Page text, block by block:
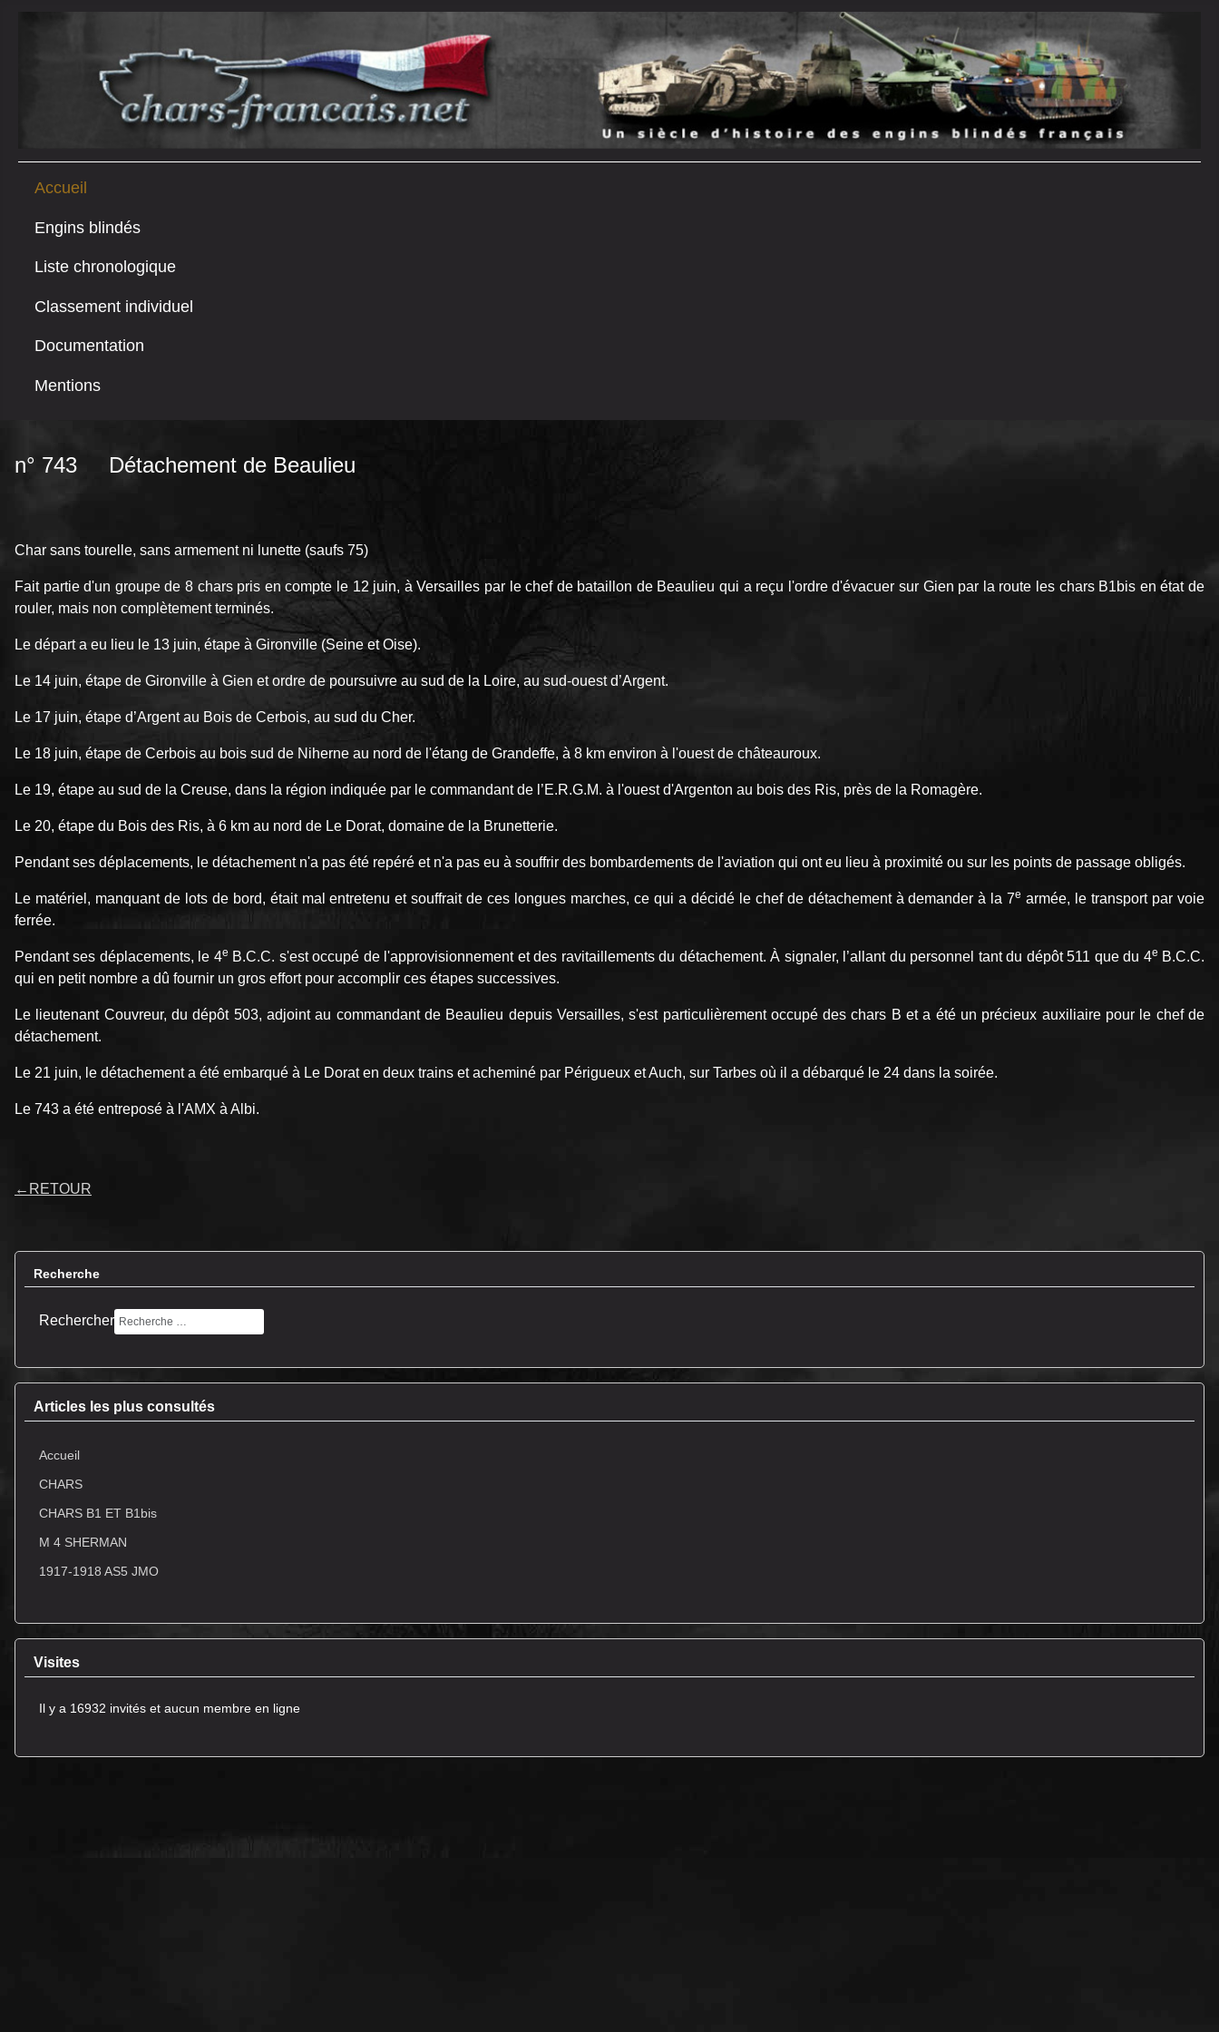
Accueil
Engins blindés
Liste chronologique
Classement individuel
Documentation
Mentions
n° 743 Détachement de Beaulieu
Char sans tourelle, sans armement ni lunette (saufs 75)
Fait partie d'un groupe de 8 chars pris en compte le 12 juin, à Versailles par le chef de bataillon de Beaulieu qui a reçu l'ordre d'évacuer sur Gien par la route les chars B1bis en état de
rouler, mais non complètement terminés.
Le départ a eu lieu le 13 juin, étape à Gironville (Seine et Oise).
Le 14 juin, étape de Gironville à Gien et ordre de poursuivre au sud de la Loire, au sud-ouest d’Argent.
Le 17 juin, étape d’Argent au Bois de Cerbois, au sud du Cher.
Le 18 juin, étape de Cerbois au bois sud de Niherne au nord de l'étang de Grandeffe, à 8 km environ à l'ouest de châteauroux.
Le 19, étape au sud de la Creuse, dans la région indiquée par le commandant de l’E.R.G.M. à l'ouest d'Argenton au bois des Ris, près de la Romagère.
Le 20, étape du Bois des Ris, à 6 km au nord de Le Dorat, domaine de la Brunetterie.
Pendant ses déplacements, le détachement n'a pas été repéré et n'a pas eu à souffrir des bombardements de l'aviation qui ont eu lieu à proximité ou sur les points de passage obligés.
Le matériel, manquant de lots de bord, était mal entretenu et souffrait de ces longues marches, ce qui a décidé le chef de détachement à demander à la 7e armée, le transport par voie
ferrée.
Pendant ses déplacements, le 4e B.C.C. s'est occupé de l'approvisionnement et des ravitaillements du détachement. À signaler, l’allant du personnel tant du dépôt 511 que du 4e B.C.C.
qui en petit nombre a dû fournir un gros effort pour accomplir ces étapes successives.
Le lieutenant Couvreur, du dépôt 503, adjoint au commandant de Beaulieu depuis Versailles, s'est particulièrement occupé des chars B et a été un précieux auxiliaire pour le chef de
détachement.
Le 21 juin, le détachement a été embarqué à Le Dorat en deux trains et acheminé par Périgueux et Auch, sur Tarbes où il a débarqué le 24 dans la soirée.
Le 743 a été entreposé à l'AMX à Albi.
← RETOUR
Recherche
Rechercher
Articles les plus consultés
Accueil
CHARS
CHARS B1 ET B1bis
M 4 SHERMAN
1917-1918 AS5 JMO
Visites
Il y a 16932 invités et aucun membre en ligne